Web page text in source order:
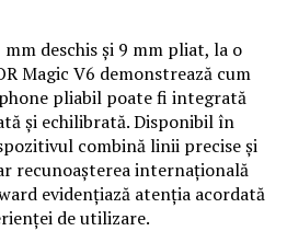
deschis și 9 mm pliat, la o
Magic V6 demonstrează cum
pliabil poate fi integrată
și echilibrată. Disponibil în
combină linii precise și
recunoașterea internațională
evidențiază atenția acordată
de utilizare.